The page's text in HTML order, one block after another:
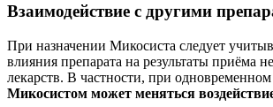
Взаимодействие с другими
При назначении Микосиста следует
влияния препарата на результаты приёма
лекарств. В частности, при одновременном
Микосистом может меняться